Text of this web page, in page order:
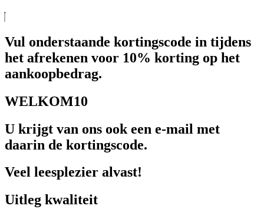
Vul onderstaande kortingscode in tijdens
het afrekenen voor 10% korting op het
aankoopbedrag.
WELKOM10
U krijgt van ons ook een e-mail met
daarin de kortingscode.
Veel leesplezier alvast!
Uitleg kwaliteit